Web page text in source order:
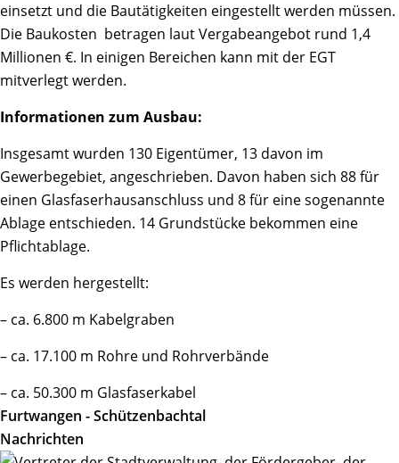
einsetzt und die Bautätigkeiten eingestellt werden müssen.
Die Baukosten betragen laut Vergabeangebot rund 1,4
Millionen €. In einigen Bereichen kann mit der EGT
mitverlegt werden.
Informationen zum Ausbau:
Insgesamt wurden 130 Eigentümer, 13 davon im
Gewerbegebiet, angeschrieben. Davon haben sich 88 für
einen Glasfaserhausanschluss und 8 für eine sogenannte
Ablage entschieden. 14 Grundstücke bekommen eine
Pflichtablage.
Es werden hergestellt:
– ca. 6.800 m Kabelgraben
– ca. 17.100 m Rohre und Rohrverbände
– ca. 50.300 m Glasfaserkabel
Furtwangen - Schützenbachtal
Nachrichten